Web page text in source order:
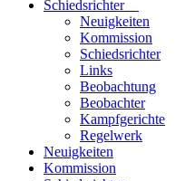
Schiedsrichter
Neuigkeiten
Kommission
Schiedsrichter
Links
Beobachtung
Beobachter
Kampfgerichte
Regelwerk
Neuigkeiten
Kommission